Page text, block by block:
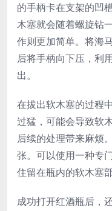
的手柄卡在支架的凹
木塞就会随着螺旋钻
作则更加简单。将海
后将手柄向下压，利
出。
在拔出软木塞的过程
过猛，可能会导致软
后续的处理带来麻烦
张。可以使用一种专
住留在瓶内的软木塞
成功打开红酒瓶后，